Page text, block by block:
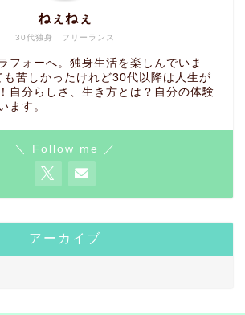
30代独身 フリーランス
ねぇねぇ
フォーへ。独身生活を楽しんでいま
苦しかったけれど30代以降は人生が
自分らしさ、生き方とは？自分の体験
ます。
＼ Follow me ／
アーカイブ